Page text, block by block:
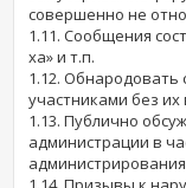
совершенно не
1.11. Сообщения
ха» и т.п.
1.12. Обнародовать
участниками без их
1.13. Публично
администрации в